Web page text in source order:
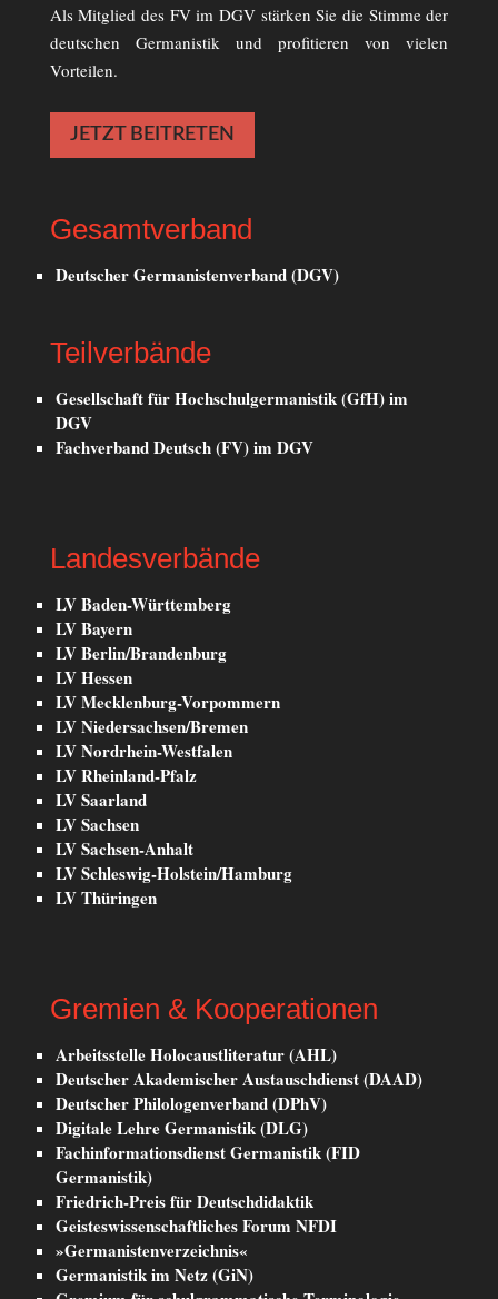
Als Mitglied des FV im DGV stärken Sie die Stimme der
deutschen Germanistik und profitieren von vielen
Vorteilen.
JETZT BEITRETEN
Gesamtverband
Deutscher Germanistenverband (DGV)
Teilverbände
Gesellschaft für Hochschulgermanistik (GfH) im
DGV
Fachverband Deutsch (FV) im DGV
Landesverbände
LV Baden-Württemberg
LV Bayern
LV Berlin/Brandenburg
LV Hessen
LV Mecklenburg-Vorpommern
LV Niedersachsen/Bremen
LV Nordrhein-Westfalen
LV Rheinland-Pfalz
LV Saarland
LV Sachsen
LV Sachsen-Anhalt
LV Schleswig-Holstein/Hamburg
LV Thüringen
Gremien & Kooperationen
Arbeitsstelle Holocaustliteratur (AHL)
Deutscher Akademischer Austauschdienst (DAAD)
Deutscher Philologenverband (DPhV)
Digitale Lehre Germanistik (DLG)
Fachinformationsdienst Germanistik (FID
Germanistik)
Friedrich-Preis für Deutschdidaktik
Geisteswissenschaftliches Forum NFDI
»Germanistenverzeichnis«
Germanistik im Netz (GiN)